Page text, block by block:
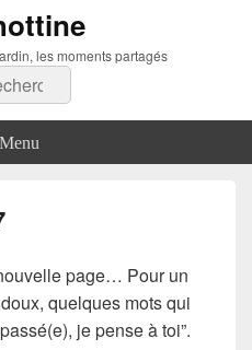
les moments partagés
:
Menu
page… Pour un
quelques mots qui
je pense à toi”.